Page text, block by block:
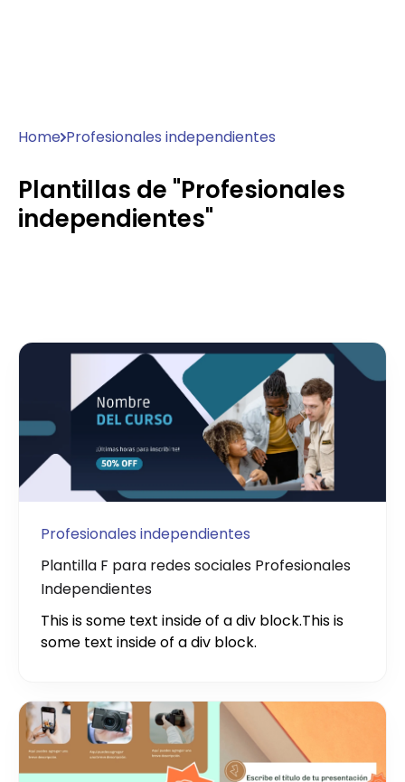
Home Profesionales independientes
Plantillas de "Profesionales
independientes"
Profesionales independientes
Plantilla F para redes sociales Profesionales
Independientes
This is some text inside of a div block.This is
some text inside of a div block.